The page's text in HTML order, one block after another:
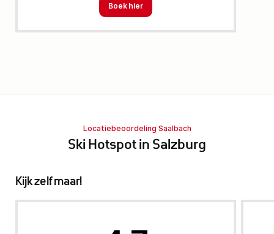
Boek hier
Locatiebeoordeling Saalbach
Ski Hotspot in Salzburg
Kijk zelf maar!